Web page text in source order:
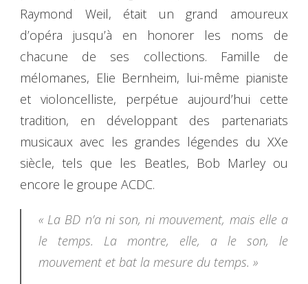
Raymond Weil, était un grand amoureux
d’opéra jusqu’à en honorer les noms de
chacune de ses collections. Famille de
mélomanes, Elie Bernheim, lui-même pianiste
et violoncelliste, perpétue aujourd’hui cette
tradition, en développant des partenariats
musicaux avec les grandes légendes du XXe
siècle, tels que les Beatles, Bob Marley ou
encore le groupe ACDC.
« La BD n’a ni son, ni mouvement, mais elle a
le temps. La montre, elle, a le son, le
mouvement et bat la mesure du temps. »